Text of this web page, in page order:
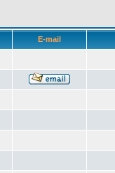
E-mail